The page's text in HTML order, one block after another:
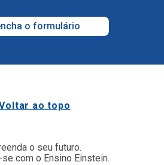
o formulário
ao topo
o seu futuro.
com o Ensino Einstein.